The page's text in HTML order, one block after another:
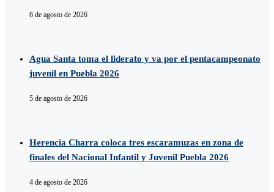
6 de agosto de 2026
Agua Santa toma el liderato y va por el pentacampeonato
juvenil en Puebla 2026
5 de agosto de 2026
Herencia Charra coloca tres escaramuzas en zona de
finales del Nacional Infantil y Juvenil Puebla 2026
4 de agosto de 2026